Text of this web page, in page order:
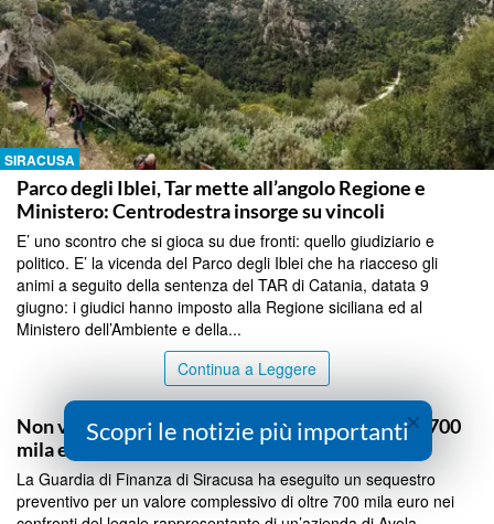
SIRACUSA
Parco degli Iblei, Tar mette all’angolo Regione e
Ministero: Centrodestra insorge su vincoli
E’ uno scontro che si gioca su due fronti: quello giudiziario e
politico. E’ la vicenda del Parco degli Iblei che ha riacceso gli
animi a seguito della sentenza del TAR di Catania, datata 9
giugno: i giudici hanno imposto alla Regione siciliana ed al
Ministero dell’Ambiente e della...
Continua a Leggere
SIRACUSA
Non versa le ritenute fiscali: sequestro da oltre 700
mila euro a imprenditore di Avola
La Guardia di Finanza di Siracusa ha eseguito un sequestro
preventivo per un valore complessivo di oltre 700 mila euro nei
×
Scopri le notizie più importanti